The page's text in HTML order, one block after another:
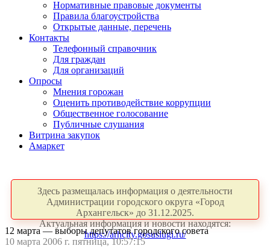
Нормативные правовые документы
Правила благоустройства
Открытые данные, перечень
Контакты
Телефонный справочник
Для граждан
Для организаций
Опросы
Мнения горожан
Оценить противодействие коррупции
Общественное голосование
Публичные слушания
Витрина закупок
Амаркет
Здесь размещалась информация о деятельности
Администрации городского округа «Город
Архангельск» до 31.12.2025.
Актуальная информация и новости находятся:
https://arhcity.gosuslugi.ru/
12 марта — выборы депутатов городского совета
10 марта 2006 г. пятница, 10:57:15